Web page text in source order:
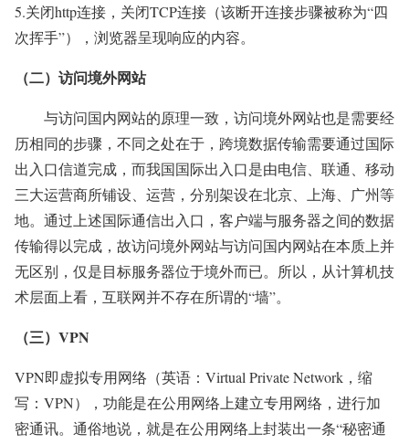
5.关闭http连接，关闭TCP连接（该断开连接步骤被称为“四
次挥手”），浏览器呈现响应的内容。
（二）访问境外网站
与访问国内网站的原理一致，访问境外网站也是需要经
历相同的步骤，不同之处在于，跨境数据传输需要通过国际
出入口信道完成，而我国国际出入口是由电信、联通、移动
三大运营商所铺设、运营，分别架设在北京、上海、广州等
地。通过上述国际通信出入口，客户端与服务器之间的数据
传输得以完成，故访问境外网站与访问国内网站在本质上并
无区别，仅是目标服务器位于境外而已。所以，从计算机技
术层面上看，互联网并不存在所谓的“墙”。
（三）VPN
VPN即虚拟专用网络（英语：Virtual Private Network，缩
写：VPN），功能是在公用网络上建立专用网络，进行加
密通讯。通俗地说，就是在公用网络上封装出一条“秘密通